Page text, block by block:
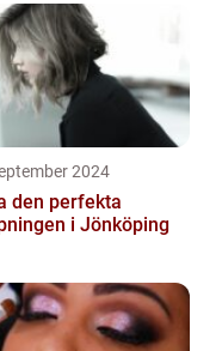
2024
den perfekta
i Jönköping